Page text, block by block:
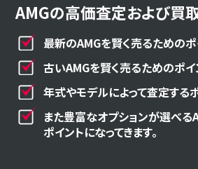
AMGの高価査定および買取
最新のAMGを賢く売るためのポ
古いAMGを賢く売るためのポイ
年式やモデルによって査定する
また豊富なオプションが選べ
ポイントになってきます。